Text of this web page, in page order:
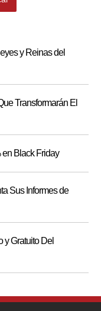
y Reinas del
Transformarán El
en Black Friday
Sus Informes de
y Gratuito Del